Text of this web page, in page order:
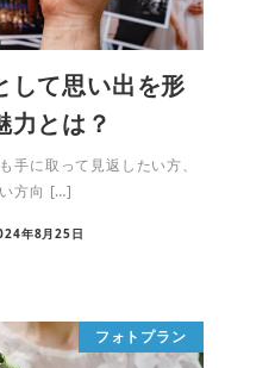
して思い出を形
力とは？
手に取って見返したい方、
方向 […]
年8月25日
フォトプラン